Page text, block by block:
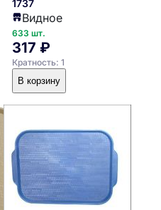
1737
Видное
633 шт.
317 ₽
Кратность: 1
В корзину